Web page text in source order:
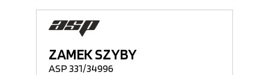
ZAMEK SZYBY
ASP 331/34996